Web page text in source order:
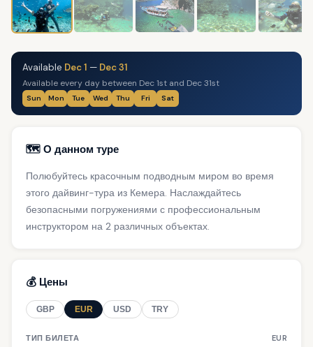
Available Dec 1 — Dec 31
Available every day between Dec 1st and Dec 31st
Sun Mon Tue Wed Thu Fri Sat
🗺️ О данном туре
Полюбуйтесь красочным подводным миром во время
этого дайвинг-тура из Кемера. Наслаждайтесь
безопасными погружениями с профессиональным
инструктором на 2 различных объектах.
💰 Цены
GBP EUR USD TRY
ТИП БИЛЕТА EUR